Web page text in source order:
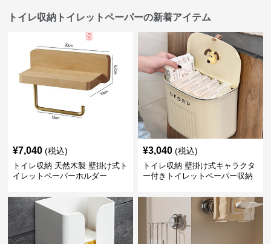
トイレ収納トイレットペーパーの新着アイテム
¥7,040 (税込)
トイレ収納 天然木製 壁掛け式ト
イレットペーパーホルダー
¥3,040 (税込)
トイレ収納 壁掛け式キャラクタ
ー付きトイレットペーパー収納